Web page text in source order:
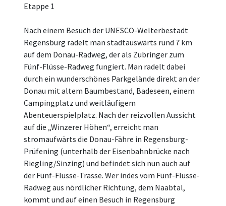
Etappe 1
Nach einem Besuch der UNESCO-Welterbestadt
Regensburg radelt man stadtauswärts rund 7 km
auf dem Donau-Radweg, der als Zubringer zum
Fünf-Flüsse-Radweg fungiert. Man radelt dabei
durch ein wunderschönes Parkgelände direkt an der
Donau mit altem Baumbestand, Badeseen, einem
Campingplatz und weitläufigem
Abenteuerspielplatz. Nach der reizvollen Aussicht
auf die „Winzerer Höhen“, erreicht man
stromaufwärts die Donau-Fähre in Regensburg-
Prüfening (unterhalb der Eisenbahnbrücke nach
Riegling/Sinzing) und befindet sich nun auch auf
der Fünf-Flüsse-Trasse. Wer indes vom Fünf-Flüsse-
Radweg aus nördlicher Richtung, dem Naabtal,
kommt und auf einen Besuch in Regensburg